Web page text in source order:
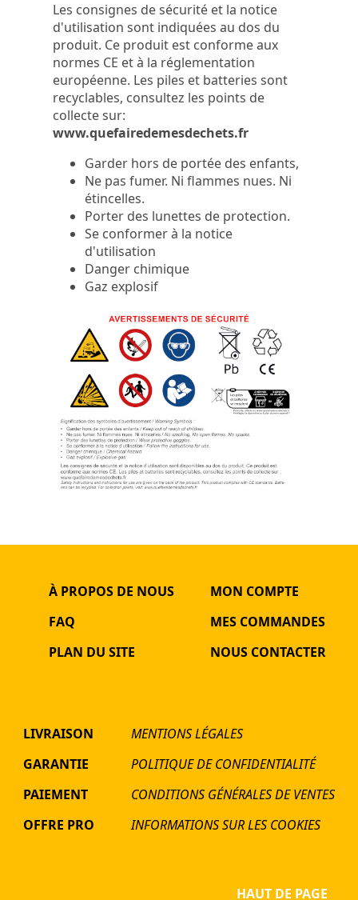
Les consignes de sécurité et la notice
d'utilisation sont indiquées au dos du
produit. Ce produit est conforme aux
normes CE et à la réglementation
européenne. Les piles et batteries sont
recyclables, consultez les points de
collecte sur:
www.quefairedemesdechets.fr
Garder hors de portée des enfants,
Ne pas fumer. Ni flammes nues. Ni
étincelles.
Porter des lunettes de protection.
Se conformer à la notice
d'utilisation
Danger chimique
Gaz explosif
À PROPOS DE NOUS
FAQ
PLAN DU SITE
MON COMPTE
MES COMMANDES
NOUS CONTACTER
LIVRAISON
GARANTIE
PAIEMENT
OFFRE PRO
MENTIONS LÉGALES
POLITIQUE DE CONFIDENTIALITÉ
CONDITIONS GÉNÉRALES DE VENTES
INFORMATIONS SUR LES COOKIES
HAUT DE PAGE